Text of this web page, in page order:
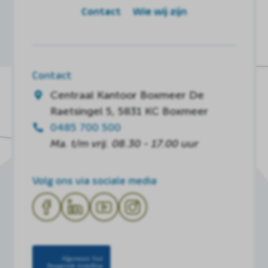
Contact Wie wij zijn
Contact
Centraal Kantoor Boxmeer De
Raetsingel 5, 5831 KC Boxmeer
0485 700 500
Ma. t/m vrij. 08.30 - 17.00 uur
Volg ons via sociale media